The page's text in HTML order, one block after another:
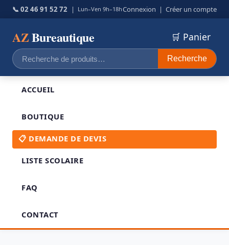
📞 02 46 91 52 72 | Lun–Ven 9h–18hConnexion | Créer un compte
AZBureautique
Recherche
pour :
Recherche
🛒 Panier
ACCUEIL
BOUTIQUE
📋 DEMANDE DE DEVIS
LISTE SCOLAIRE
FAQ
CONTACT